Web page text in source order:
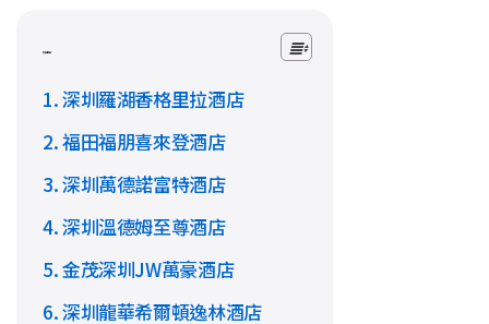
文章目錄
1. 深圳羅湖香格里拉酒店
2. 福田福朋喜來登酒店
3. 深圳萬德諾富特酒店
4. 深圳溫德姆至尊酒店
5. 金茂深圳JW萬豪酒店
6. 深圳龍華希爾頓逸林酒店